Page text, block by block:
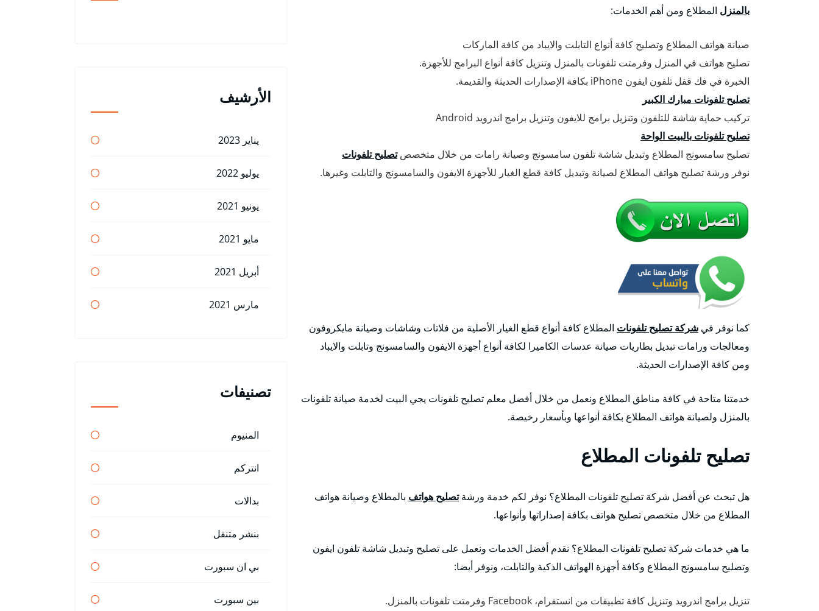
بالمنزل المطلاع ومن أهم الخدمات:
صيانة هواتف المطلاع وتصليح كافة أنواع التابلت والايباد من كافة الماركات
تصليح هواتف في المنزل وفرمتت تلفونات بالمنزل وتنزيل كافة أنواع البرامج للأجهزة.
الخبرة في فك قفل تلفون ايفون iPhone بكافة الإصدارات الحديثة والقديمة.
تصليح تلفونات مبارك الكبير
تركيب حماية شاشة للتلفون وتنزيل برامج للايفون وتنزيل برامج اندرويد Android
تصليح تلفونات بالبيت الواحة
تصليح سامسونج المطلاع وتبديل شاشة تلفون سامسونج وصيانة رامات من خلال متخصصتصليح تلفونات
نوفر ورشة تصليح هواتف المطلاع لصيانة وتبديل كافة قطع الغيار للأجهزة الايفون والسامسونج والتابلت وغيرها.
كما نوفر في شركة تصليح تلفونات المطلاع كافة أنواع قطع الغيار الأصلية من فلاتات وشاشات وصيانة مايكروفون
ومعالجات ورامات تبديل بطاريات صيانة عدسات الكاميرا لكافة أنواع أجهزة الايفون والسامسونج وتابلت والايباد
ومن كافة الإصدارات الحديثة.
خدمتنا متاحة في كافة مناطق المطلاع ونعمل من خلال أفضل معلم تصليح تلفونات يجي البيت لخدمة صيانة تلفونات
بالمنزل ولصيانة هواتف المطلاع بكافة أنواعها وبأسعار رخيصة.
تصليح تلفونات المطلاع
هل تبحث عن أفضل شركة تصليح تلفونات المطلاع؟ نوفر لكم خدمة ورشةتصليح هواتف بالمطلاع وصيانة هواتف
المطلاع من خلال متخصص تصليح هواتف بكافة إصداراتها وأنواعها.
ما هي خدمات شركة تصليح تلفونات المطلاع؟ نقدم أفضل الخدمات ونعمل على تصليح وتبديل شاشة تلفون ايفون
وتصليح سامسونج المطلاع وكافة أجهزة الهواتف الذكية والتابلت، ونوفر أيضا:
تنزيل برامج اندرويد وتنزيل كافة تطبيقات من انستقرام، Facebook وفرمتت تلفونات بالمنزل.
الأرشيف
يناير 2023
يوليو 2022
يونيو 2021
مايو 2021
أبريل 2021
مارس 2021
تصنيفات
المنيوم
انتركم
بدالات
بنشر متنقل
بي ان سبورت
بين سبورت